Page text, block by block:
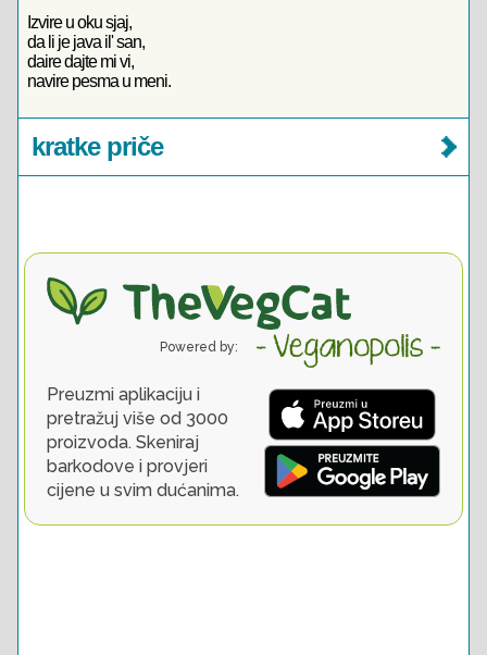
Izvire u oku sjaj,
da li je java il' san,
daire dajte mi vi,
navire pesma u meni.
kratke priče